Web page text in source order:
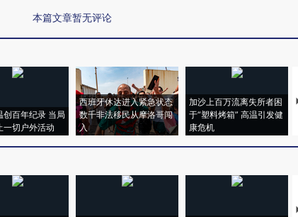
本篇文章暂无评论
创百年纪录 当局
一切户外活动
西班牙休达进入紧急状态
数千非法移民从摩洛哥闯
入
加沙上百万流离失所者困
于“塑料烤箱” 高温引发健
康危机